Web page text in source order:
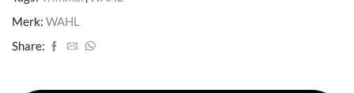
Merk: WAHL
Share: